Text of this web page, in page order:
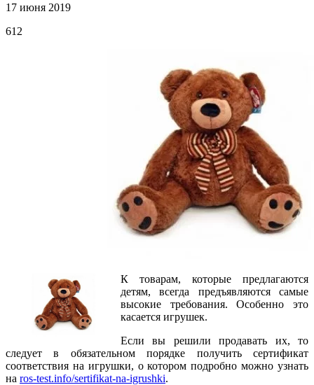
17 июня 2019
612
К товарам, которые предлагаются
детям, всегда предъявляются самые
высокие требования. Особенно это
касается игрушек.
Если вы решили продавать их, то
следует в обязательном порядке получить сертификат
соответствия на игрушки, о котором подробно можно узнать
на ros-test.info/sertifikat-na-igrushki.